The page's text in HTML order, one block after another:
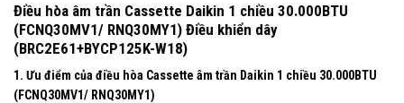
Điều hòa âm trần Cassette Daikin 1 chiều 30.000BTU
(FCNQ30MV1/ RNQ30MY1) Điều khiển dây
(BRC2E61+BYCP125K-W18)
1. Ưu điểm của điều hòa Cassette âm trần Daikin 1 chiều 30.000BTU
(FCNQ30MV1/ RNQ30MY1)